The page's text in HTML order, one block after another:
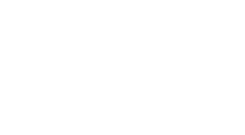
pour les détenteurs de BTR